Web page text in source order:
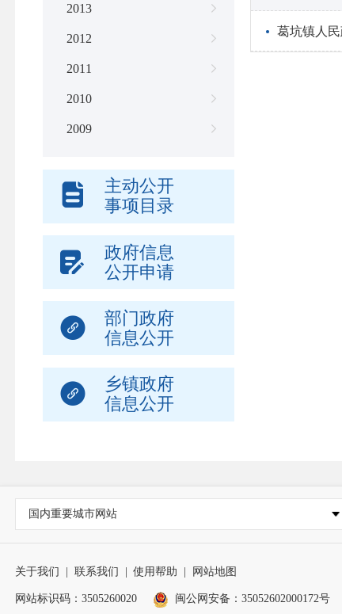
2013
2012
2011
2010
2009
主动公开
事项目录
政府信息
公开申请
部门政府
信息公开
乡镇政府
信息公开
葛坑镇人
国内重要城市网站
关于我们 联系我们 使用帮助 网站地图
网站标识码：3505260020 闽公网安备：35052602000172号